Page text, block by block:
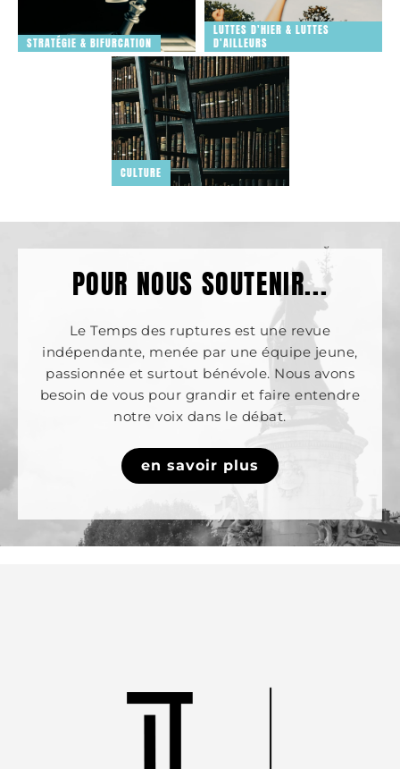
STRATÉGIE & BIFURCATION
LUTTES D'HIER & LUTTES
D'AILLEURS
RÉPUBLIQUE &
ÉCOSOCIALISME
CULTURE
POUR NOUS SOUTENIR...
Le Temps des ruptures est une revue
indépendante, menée par une équipe jeune,
passionnée et surtout bénévole. Nous avons
besoin de vous pour grandir et faire entendre
notre voix dans le débat.
en savoir plus